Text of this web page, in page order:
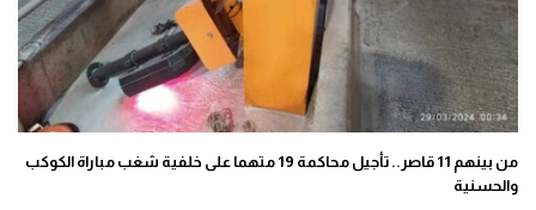
من بينهم 11 قاصر.. تأجيل محاكمة 19 متهما على خلفية شغب مباراة الكوكب
والحسنية